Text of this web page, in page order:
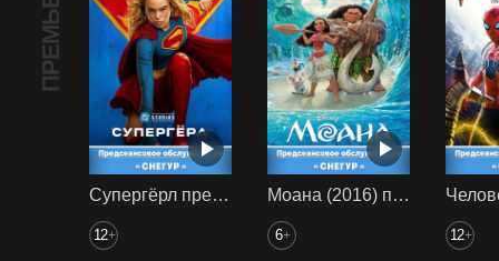
ПРЕМЬЕРА
Супергёрл предс. обсл. Снегур
12+
Моана (2016) предс. обсл. Снегур
6+ 12+